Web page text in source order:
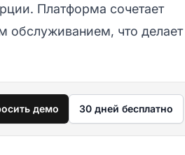
Платформа сочетает
обслуживанием, что делает
демо 30 дней бесплатно